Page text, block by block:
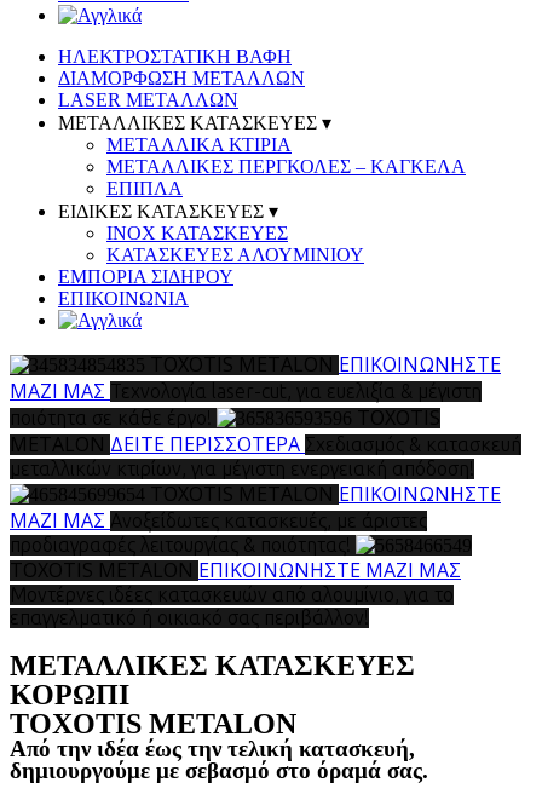
ΗΛΕΚΤΡΟΣΤΑΤΙΚΗ ΒΑΦΗ
ΔΙΑΜΟΡΦΩΣΗ ΜΕΤΑΛΛΩΝ
LASER ΜΕΤΑΛΛΩΝ
ΜΕΤΑΛΛΙΚΕΣ ΚΑΤΑΣΚΕΥΕΣ ▾
ΜΕΤΑΛΛΙΚΑ ΚΤΙΡΙΑ
ΜΕΤΑΛΛΙΚΕΣ ΠΕΡΓΚΟΛΕΣ – ΚΑΓΚΕΛΑ
ΕΠΙΠΛΑ
ΕΙΔΙΚΕΣ ΚΑΤΑΣΚΕΥΕΣ ▾
INOX ΚΑΤΑΣΚΕΥΕΣ
ΚΑΤΑΣΚΕΥΕΣ ΑΛΟΥΜΙΝΙΟΥ
ΕΜΠΟΡΙΑ ΣΙΔΗΡΟΥ
ΕΠΙΚΟΙΝΩΝΙΑ
TOXOTIS METALON ΕΠΙΚΟΙΝΩΝΗΣΤΕ
ΜΑΖΙ ΜΑΣ Τεχνολογία laser-cut, για ευελιξία & μέγιστη
ποιότητα σε κάθε έργο!
TOXOTIS
METALON ΔΕΙΤΕ ΠΕΡΙΣΣΟΤΕΡΑ Σχεδιασμός & κατασκευή
μεταλλικών κτιρίων, για μέγιστη ενεργειακή απόδοση!
TOXOTIS METALON ΕΠΙΚΟΙΝΩΝΗΣΤΕ
ΜΑΖΙ ΜΑΣ Ανοξείδωτες κατασκευές, με άριστες
προδιαγραφές λειτουργίας & ποιότητας!
TOXOTIS METALON ΕΠΙΚΟΙΝΩΝΗΣΤΕ ΜΑΖΙ ΜΑΣ
Μοντέρνες ιδέες κατασκευών από αλουμίνιο, για το
επαγγελματικό ή οικιακό σας περιβάλλον!
ΜΕΤΑΛΛΙΚΕΣ ΚΑΤΑΣΚΕΥΕΣ
ΚΟΡΩΠΙ
TOXOTIS METALON
Από την ιδέα έως την τελική κατασκευή,
δημιουργούμε με σεβασμό στο όραμά σας.